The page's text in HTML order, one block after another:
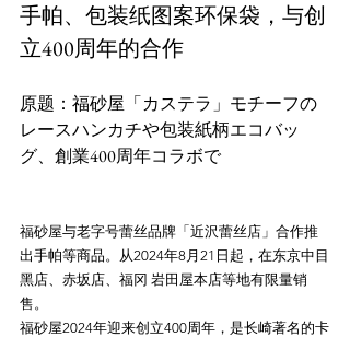
手帕、包装纸图案环保袋，与创
立400周年的合作
原题：福砂屋「カステラ」モチーフの
レースハンカチや包装紙柄エコバッ
福砂屋与老字号蕾丝品牌「近沢蕾丝店」合作推
出手帕等商品。从2024年8月21日起，在东京中目
黑店、赤坂店、福冈 岩田屋本店等地有限量销
售。
福砂屋2024年迎来创立400周年，是长崎著名的卡